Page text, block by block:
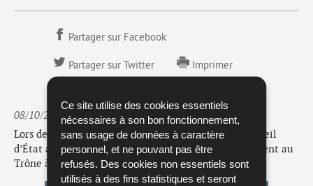
Ce site utilise des cookies essentiels
nécessaires à son bon fonctionnement,
sans usage de données à caractère
personnel, et ne pouvant pas être
refusés. Des cookies non essentiels sont
utilisés à des fins statistiques et seront
Partager sur Facebook
Partager sur Twitter Imprimer
08/10/2025
Lors de sa séance plénière du 7 octobre 2025, le Conseil
d’État a adopté une adresse à l’occasion de l’avènement au
Trône à S.A.R le Grand-Duc Guillaume.